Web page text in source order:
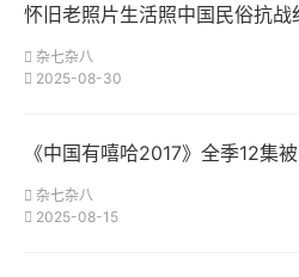
怀旧老照片生活照中国民俗抗
杂七杂八
2025-08-30
《中国有嘻哈2017》全季12集
杂七杂八
2025-08-15